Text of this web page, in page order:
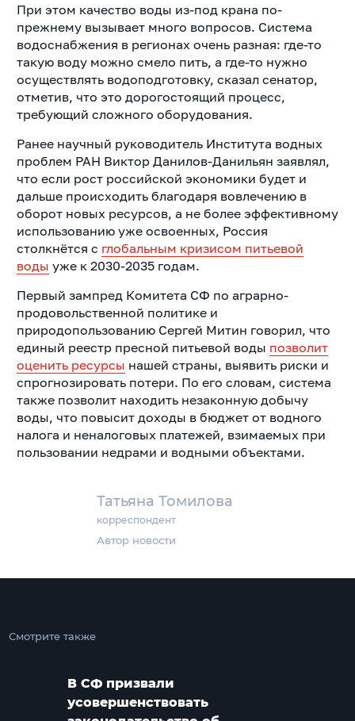
Татьяна Томилова
корреспондент
Автор новости
При этом качество воды из-под крана по-
прежнему вызывает много вопросов. Система
водоснабжения в регионах очень разная: где-то
такую воду можно смело пить, а где-то нужно
осуществлять водоподготовку, сказал сенатор,
отметив, что это дорогостоящий процесс,
требующий сложного оборудования.
Ранее научный руководитель Института водных
проблем РАН Виктор Данилов-Данильян заявлял,
что если рост российской экономики будет и
дальше происходить благодаря вовлечению в
оборот новых ресурсов, а не более эффективному
использованию уже освоенных, Россия
столкнётся с глобальным кризисом питьевой
воды уже к 2030-2035 годам.
Первый зампред Комитета СФ по аграрно-
продовольственной политике и
природопользованию Сергей Митин говорил, что
единый реестр пресной питьевой воды позволит
оценить ресурсы нашей страны, выявить риски и
спрогнозировать потери. По его словам, система
также позволит находить незаконную добычу
воды, что повысит доходы в бюджет от водного
налога и неналоговых платежей, взимаемых при
пользовании недрами и водными объектами.
Смотрите также
В СФ призвали
усовершенствовать